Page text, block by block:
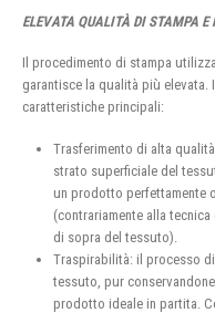
ELEVATA QUALITÀ DI STAMPA
Il procedimento di stampa
garantisce la qualità più elevata.
caratteristiche principali:
Trasferimento di alta
strato superficiale del
un prodotto perfettamente
(contrariamente alla
di sopra del tessuto).
Traspirabilità: il processo
tessuto, pur
prodotto ideale in partita.